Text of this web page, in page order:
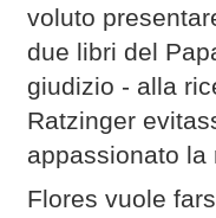
voluto
due libri del
giudizio - alla
Ratzinger
appassionato
Flores vuole